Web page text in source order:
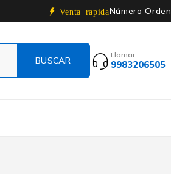
Venta rapidaNúmero Orden
Llamar
9983206505